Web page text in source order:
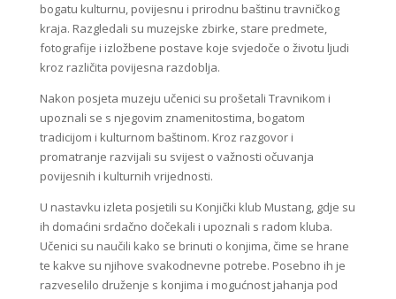
bogatu kulturnu, povijesnu i prirodnu baštinu travničkog
kraja. Razgledali su muzejske zbirke, stare predmete,
fotografije i izložbene postave koje svjedoče o životu ljudi
kroz različita povijesna razdoblja.
Nakon posjeta muzeju učenici su prošetali Travnikom i
upoznali se s njegovim znamenitostima, bogatom
tradicijom i kulturnom baštinom. Kroz razgovor i
promatranje razvijali su svijest o važnosti očuvanja
povijesnih i kulturnih vrijednosti.
U nastavku izleta posjetili su Konjički klub Mustang, gdje su
ih domaćini srdačno dočekali i upoznali s radom kluba.
Učenici su naučili kako se brinuti o konjima, čime se hrane
te kakve su njihove svakodnevne potrebe. Posebno ih je
razveselilo druženje s konjima i mogućnost jahanja pod